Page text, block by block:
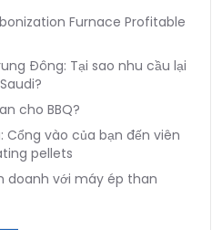
Furnace Profitable
Đông: Tại sao nhu cầu lại
cho BBQ?
vào của bạn đến viên
pellets
doanh với máy ép than